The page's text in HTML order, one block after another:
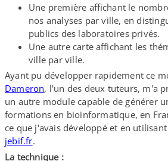
Une première affichant le
nos analyses par ville, en
publics des laboratoires privés.
Une autre carte affichant les
ville par ville.
Ayant pu développer rapidement ce
Dameron, l'un des deux tuteurs, m'a
un autre module capable de générer
formations en bioinformatique, en
ce que j'avais développé et en
jebif​.fr.
La technique :